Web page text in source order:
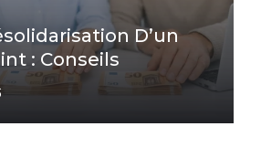
D’un
: Conseils